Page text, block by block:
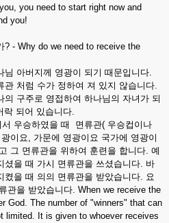
you need to start right now and
you!
Why do we need to receive the
님 아버지께 영광이 되기 때문입니다.
관 처럼 수가 정하여 져 있지 않습니다.
구주로 영접하여 하나님의 자녀가 되
되어 있습니다.
우승하였을 때 면류관( 우승컵이나
이요, 가문에 영광이요 국가에 영광이
그 면류관을 위하여 훈련을 합니다. 예
셨을 때 가시 면류관을 쓰셨습니다. 바
켰을 때 의의 면류관을 받았습니다. 요
관을 받았습니다. When we receive the
God. The number of "winners" that can
limited. It is given to whoever receives